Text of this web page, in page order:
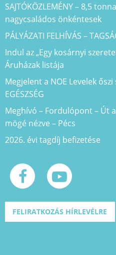
SAJTÓKÖZLEMÉNY – 8,5
nagycsaládos önkéntesek
PÁLYÁZATI FELHÍVÁS –
Indul az „Egy kosárnyi
Áruházak listája
Megjelent a NOE Levelek
EGÉSZSÉG
Meghívó – Fordulópont – Út
mögé nézve – Pécs
2026. évi tagdíj befizetése
FELIRATKOZÁS HÍRLEVÉLRE